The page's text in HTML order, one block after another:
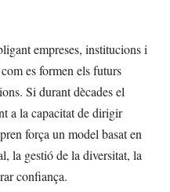
empreses, institucions i
es formen els futurs
Si durant dècades el
a la capacitat de dirigir
força un model basat en
la gestió de la diversitat, la
confiança.